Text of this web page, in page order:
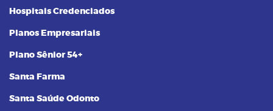
Hospitais Credenciados
Planos Empresariais
Plano Sênior 54+
Santa Farma
Santa Saúde Odonto